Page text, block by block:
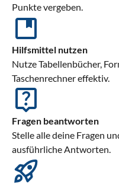
Punkte vergeben.
Hilfsmittel nutzen
Nutze Tabellenbücher,
Taschenrechner effektiv.
Fragen beantworten
Stelle alle deine Fragen
ausführliche Antworten.